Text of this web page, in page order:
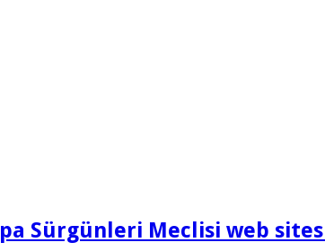
Sürgünleri Meclisi web